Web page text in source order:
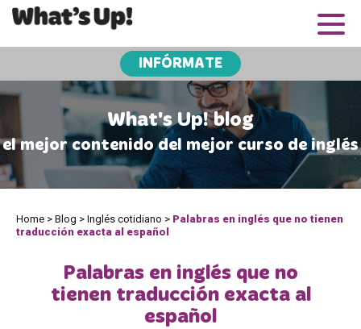
INFÓRMATE
What's Up! blog
el mejor contenido del mejor curso de inglés
Home > Blog > Inglés cotidiano > Palabras en inglés que no tienen
traducción exacta al español
Palabras en inglés que no
tienen traducción exacta al
español